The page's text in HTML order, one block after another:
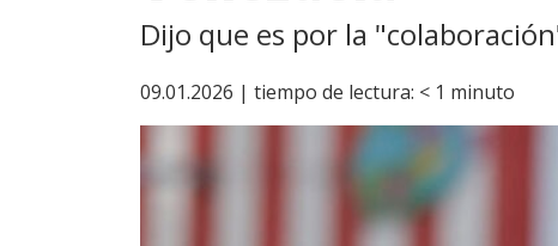
Dijo que es por la
09.01.2026 | tiempo de lectura: < 1 minuto